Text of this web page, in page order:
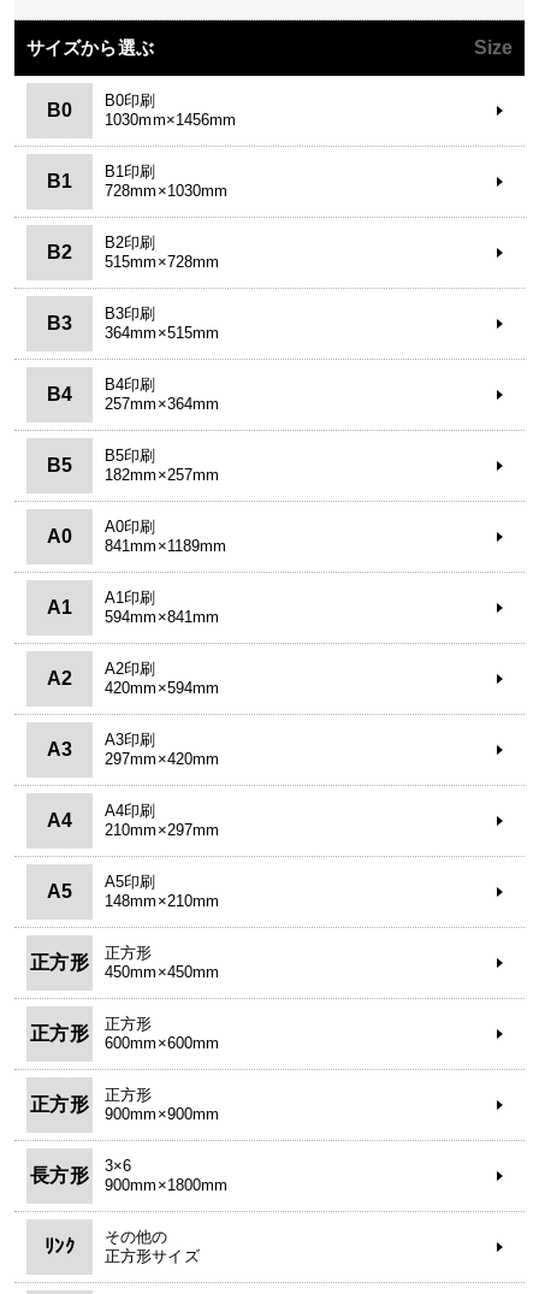
サイズから選ぶ Size
B0
B0印刷
1030mm×1456mm
B1
B1印刷
728mm×1030mm
B2
B2印刷
515mm×728mm
B3
B3印刷
364mm×515mm
B4
B4印刷
257mm×364mm
B5
B5印刷
182mm×257mm
A0
A0印刷
841mm×1189mm
A1
A1印刷
594mm×841mm
A2
A2印刷
420mm×594mm
A3
A3印刷
297mm×420mm
A4
A4印刷
210mm×297mm
A5
A5印刷
148mm×210mm
正方形
正方形
450mm×450mm
正方形
正方形
600mm×600mm
正方形
正方形
900mm×900mm
長方形
3×6
900mm×1800mm
ﾘﾝｸ
その他の
正方形サイズ